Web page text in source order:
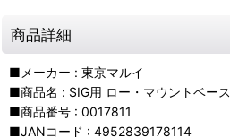
商品詳細
■メーカー : 東京マルイ
■商品名 : SIG用 ロー・マウントベース
■商品番号 : 0017811
■JANコード : 4952839178114